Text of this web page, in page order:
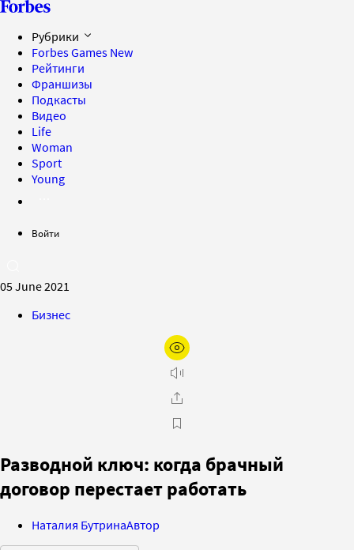
Рубрики
Forbes Games New
Рейтинги
Франшизы
Подкасты
Видео
Life
Woman
Sport
Young
Войти
05 June 2021
Бизнес
Разводной ключ: когда брачный
договор перестает работать
Наталия БутринаАвтор